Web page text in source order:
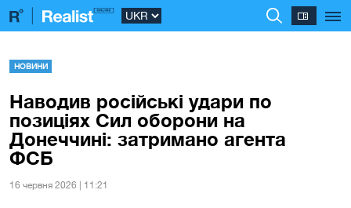
НОВИНИ
Наводив російські удари по
позиціях Сил оборони на
Донеччині: затримано агента
ФСБ
16 червня 2026 | 11:21